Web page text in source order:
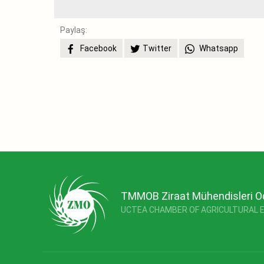
Paylaş:
Facebook
Twitter Whatsapp
TMMOB Ziraat Mühendisleri
UCTEA CHAMBER OF AGRICULTURAL